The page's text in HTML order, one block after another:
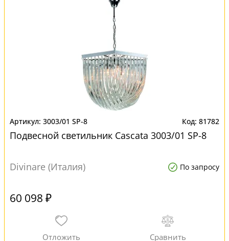
3003/01 SP-8 81782
Подвесной светильник Cascata 3003/01 SP-8
Divinare (Италия) По запросу
60 098 ₽